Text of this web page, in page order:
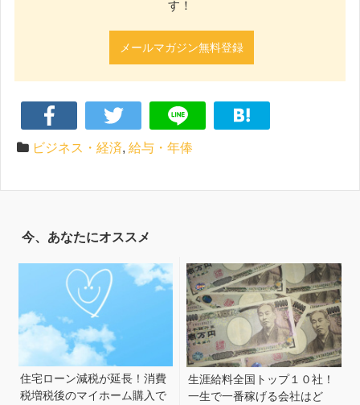
す！
メールマガジン無料登録
ビジネス・経済, 給与・年俸
今、あなたにオススメ
住宅ローン減税が延長！消費
税増税後のマイホーム購入で
生涯給料全国トップ１０社！
一生で一番稼げる会社はど